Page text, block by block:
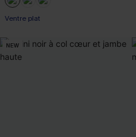
Ventre plat
NEW